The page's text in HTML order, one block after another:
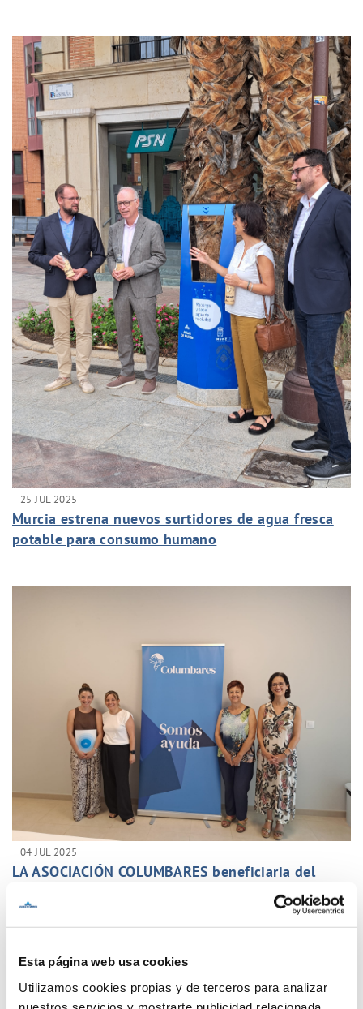
Esta página web usa cookies
Utilizamos cookies propias y de terceros para analizar
25 JUL 2025
Murcia estrena nuevos surtidores de agua fresca
potable para consumo humano
04 JUL 2025
LA ASOCIACIÓN COLUMBARES beneficiaria del
Página 8 de 77